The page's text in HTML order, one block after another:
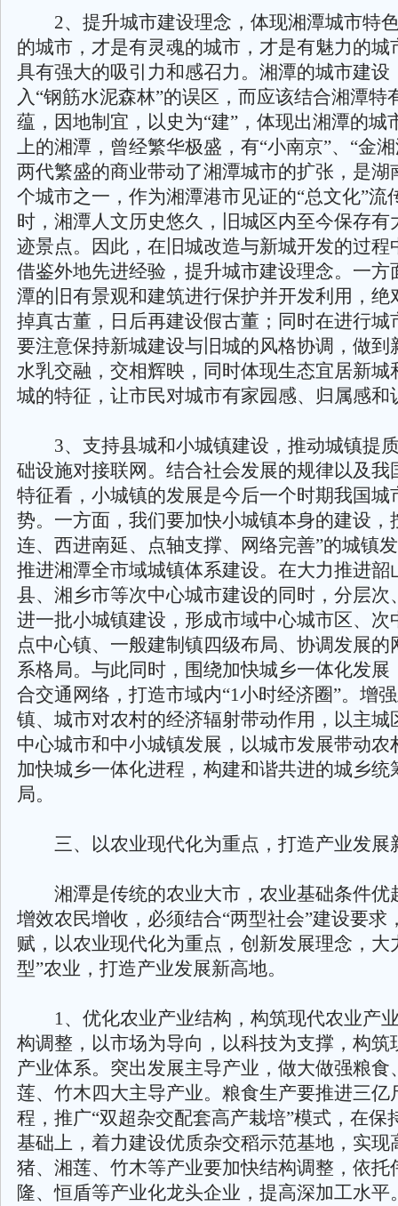
2、提升城市建设理念，体现湘潭城市特
的城市，才是有灵魂的城市，才是有魅力的城
具有强大的吸引力和感召力。湘潭的城市建设
入“钢筋水泥森林”的误区，而应该结合湘潭特
蕴，因地制宜，以史为“建”，体现出湘潭的城
上的湘潭，曾经繁华极盛，有“小南京”、“金
两代繁盛的商业带动了湘潭城市的扩张，是湖
个城市之一，作为湘潭港市见证的“总文化”流
时，湘潭人文历史悠久，旧城区内至今保存有
迹景点。因此，在旧城改造与新城开发的过程
借鉴外地先进经验，提升城市建设理念。一方
潭的旧有景观和建筑进行保护并开发利用，绝
掉真古董，日后再建设假古董；同时在进行城
要注意保持新城建设与旧城的风格协调，做到
水乳交融，交相辉映，同时体现生态宜居新城
城的特征，让市民对城市有家园感、归属感和
3、支持县城和小城镇建设，推动城镇提
础设施对接联网。结合社会发展的规律以及我
特征看，小城镇的发展是今后一个时期我国城
势。一方面，我们要加快小城镇本身的建设，
连、西进南延、点轴支撑、网络完善”的城镇
推进湘潭全市域城镇体系建设。在大力推进韶
县、湘乡市等次中心城市建设的同时，分层次
进一批小城镇建设，形成市域中心城市区、次
点中心镇、一般建制镇四级布局、协调发展的
系格局。与此同时，围绕加快城乡一体化发展
合交通网络，打造市域内“1小时经济圈”。增
镇、城市对农村的经济辐射带动作用，以主城
中心城市和中小城镇发展，以城市发展带动农
加快城乡一体化进程，构建和谐共进的城乡统
局。
三、以农业现代化为重点，打造产业发展
湘潭是传统的农业大市，农业基础条件优
增效农民增收，必须结合“两型社会”建设要求
赋，以农业现代化为重点，创新发展理念，大
型”农业，打造产业发展新高地。
1、优化农业产业结构，构筑现代农业产
构调整，以市场为导向，以科技为支撑，构筑
产业体系。突出发展主导产业，做大做强粮食
莲、竹木四大主导产业。粮食生产要推进三亿
程，推广“双超杂交配套高产栽培”模式，在保
基础上，着力建设优质杂交稻示范基地，实现
猪、湘莲、竹木等产业要加快结构调整，依托
隆、恒盾等产业化龙头企业，提高深加工水平